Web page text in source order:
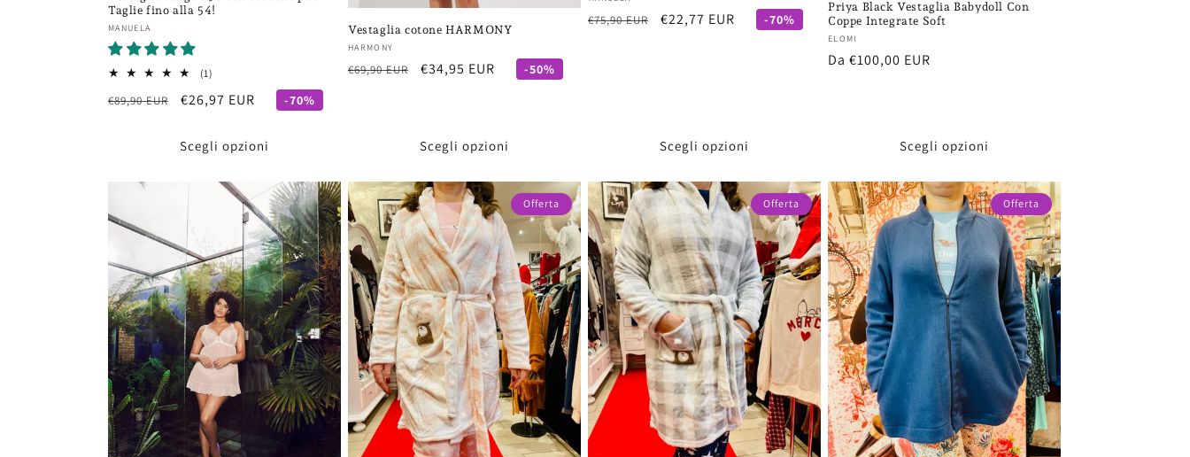
Taglie fino alla 54!
Fornitore:
MANUELA
(1)
totali
Prezzo
€89,90 EUR
Prezzo
€26,97 EUR -70%
Scegli opzioni
Vestaglia cotone HARMONY
Fornitore:
HARMONY
Prezzo
€69,90 EUR
Prezzo
€34,95 EUR -50%
Scegli opzioni
Prezzo
€75,90 EUR
Prezzo
€22,77 EUR -70%
Scegli opzioni
Priya Black Vestaglia Babydoll Con
Coppe Integrate Soft
Fornitore:
ELOMI
Prezzo
Da €100,00 EUR
Scegli opzioni
Offerta Offerta Offerta